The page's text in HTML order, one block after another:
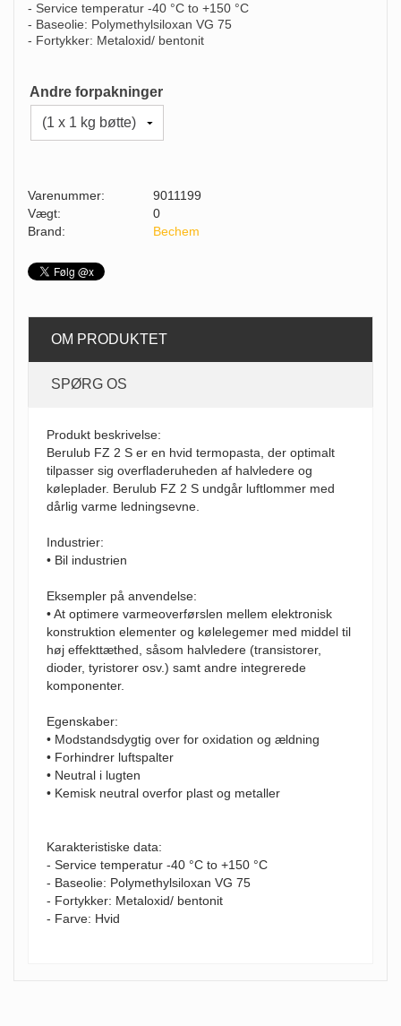
- Service temperatur -40 °C to +150 °C
- Baseolie: Polymethylsiloxan VG 75
- Fortykker: Metaloxid/ bentonit
Andre forpakninger
9011199
Varenummer:
0
Vægt:
Bechem
Brand:
OM PRODUKTET
SPØRG OS
Produkt beskrivelse:
Berulub FZ 2 S er en hvid termopasta, der optimalt
tilpasser sig overfladeruheden af halvledere og
køleplader. Berulub FZ 2 S undgår luftlommer med
dårlig varme ledningsevne.
Industrier:
• Bil industrien
Eksempler på anvendelse:
• At optimere varmeoverførslen mellem elektronisk
konstruktion elementer og kølelegemer med middel til
høj effekttæthed, såsom halvledere (transistorer,
dioder, tyristorer osv.) samt andre integrerede
komponenter.
Egenskaber:
• Modstandsdygtig over for oxidation og ældning
• Forhindrer luftspalter
• Neutral i lugten
• Kemisk neutral overfor plast og metaller
Karakteristiske data:
- Service temperatur -40 °C to +150 °C
- Baseolie: Polymethylsiloxan VG 75
- Fortykker: Metaloxid/ bentonit
- Farve: Hvid